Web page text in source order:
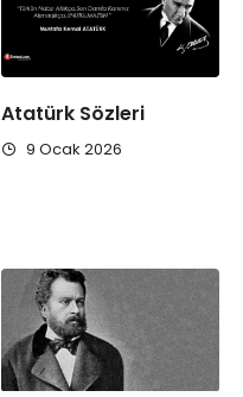
Atatürk Sözleri
9 Ocak 2026